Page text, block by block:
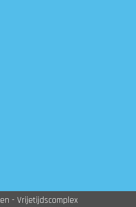
- Vrijetijdscomplex